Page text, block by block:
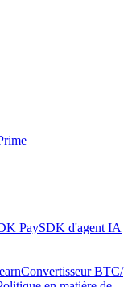
PaySDK d'agent IA
Convertisseur BTC/